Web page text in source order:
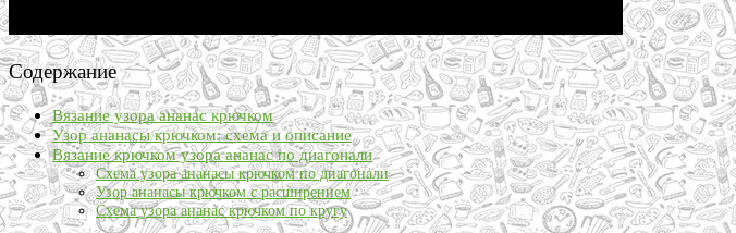
Содержание
Вязание узора ананас крючком
Узор ананасы крючком: схема и описание
Вязание крючком узора ананас по диагонали
Схема узора ананасы крючком по диагонали
Узор ананасы крючком с расширением
Схема узора ананас крючком по кругу